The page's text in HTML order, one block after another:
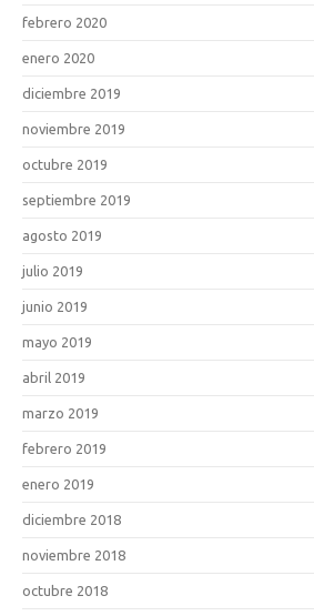
febrero 2020
enero 2020
diciembre 2019
noviembre 2019
octubre 2019
septiembre 2019
agosto 2019
julio 2019
junio 2019
mayo 2019
abril 2019
marzo 2019
febrero 2019
enero 2019
diciembre 2018
noviembre 2018
octubre 2018